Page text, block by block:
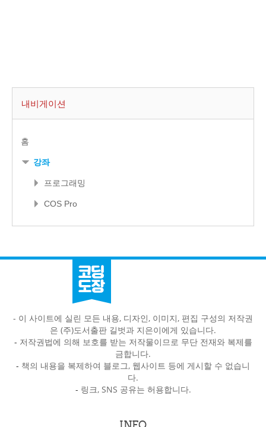
내비게이션
홈
강좌
프로그래밍
COS Pro
- 이 사이트에 실린 모든 내용, 디자인, 이미지, 편집 구성의 저작권
은 (주)도서출판 길벗과 지은이에게 있습니다.
- 저작권법에 의해 보호를 받는 저작물이므로 무단 전재와 복제를
금합니다.
- 책의 내용을 복제하여 블로그, 웹사이트 등에 게시할 수 없습니
다.
- 링크, SNS 공유는 허용합니다.